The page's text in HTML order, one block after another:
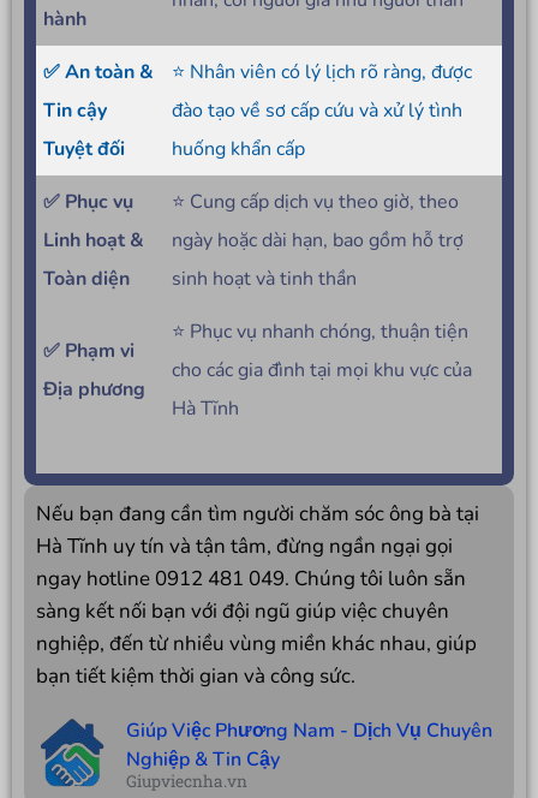
hành
✅ An toàn &
Tin cậy
Tuyệt đối
⭐ Nhân viên có lý lịch rõ ràng, được
đào tạo về sơ cấp cứu và xử lý tình
huống khẩn cấp
✅ Phục vụ
Linh hoạt &
Toàn diện
⭐ Cung cấp dịch vụ theo giờ, theo
ngày hoặc dài hạn, bao gồm hỗ trợ
sinh hoạt và tinh thần
✅ Phạm vi
Địa phương
⭐ Phục vụ nhanh chóng, thuận tiện
cho các gia đình tại mọi khu vực của
Hà Tĩnh
Nếu bạn đang cần tìm người chăm sóc ông bà tại
Hà Tĩnh uy tín và tận tâm, đừng ngần ngại gọi
ngay hotline 0912 481 049. Chúng tôi luôn sẵn
sàng kết nối bạn với đội ngũ giúp việc chuyên
nghiệp, đến từ nhiều vùng miền khác nhau, giúp
bạn tiết kiệm thời gian và công sức.
Giúp Việc Phương Nam - Dịch Vụ Chuyên
Nghiệp & Tin Cậy
Giupviecnha.vn